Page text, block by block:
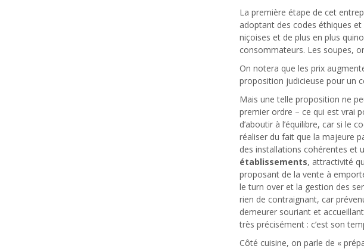
La première étape de cet
adoptant des codes éthiques
niçoises et de plus en plus
consommateurs. Les soupes,
On notera que les prix
proposition judicieuse pour un
Mais une telle proposition ne
premier ordre – ce qui est vrai
d’aboutir à l’équilibre, car si le
réaliser du fait que la majeure
des installations cohérentes et
établissements, attractivité
proposant de la vente à
le turn over et la gestion des
rien de contraignant, car
demeurer souriant et
très précisément : c’est son
Côté cuisine, on parle de «